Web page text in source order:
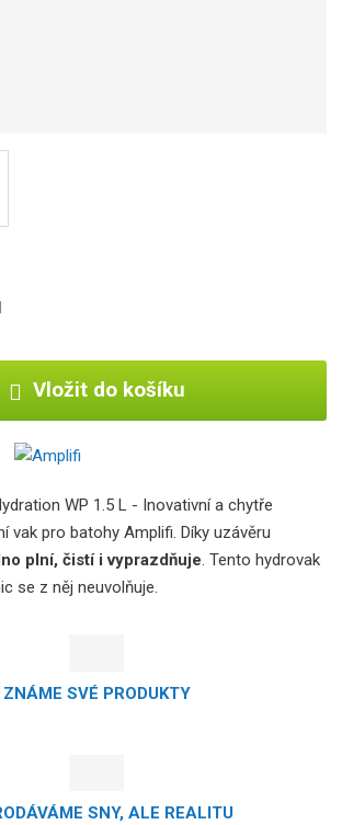
Vložit do košíku
WP 1.5 L - Inovativní a chytře
vak pro batohy Amplifi. Díky uzávěru
plní, čistí i vyprazdňuje. Tento hydrovak
se z něj neuvolňuje.
ZNÁME SVÉ PRODUKTY
SNY, ALE REALITU